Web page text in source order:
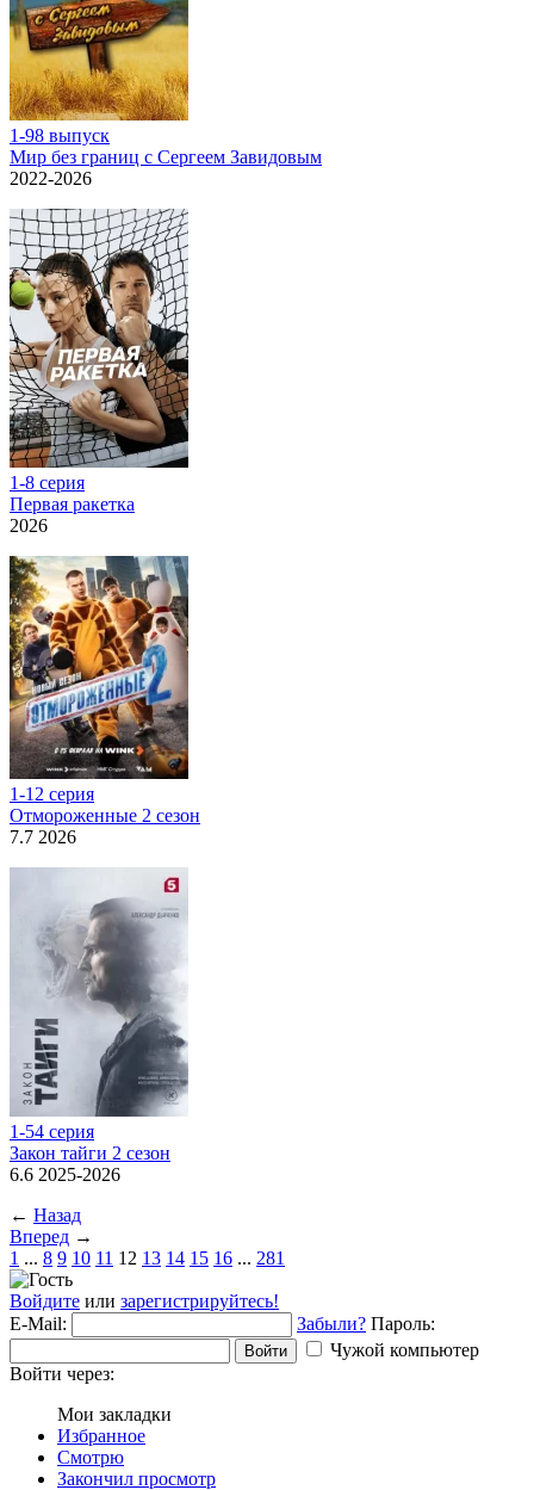
1-98 выпуск
Мир без границ с Сергеем Завидовым
2022-2026
1-8 серия
Первая ракетка
2026
1-12 серия
Отмороженные 2 сезон
7.7 2026
1-54 серия
Закон тайги 2 сезон
6.6 2025-2026
← Назад
Вперед →
1 ... 8 9 10 11 12 13 14 15 16 ... 281
Войдите или зарегистрируйтесь!
E-Mail:
Забыли? Пароль:
Войти
Чужой компьютер
Войти через:
Мои закладки
Избранное
Смотрю
Закончил просмотр